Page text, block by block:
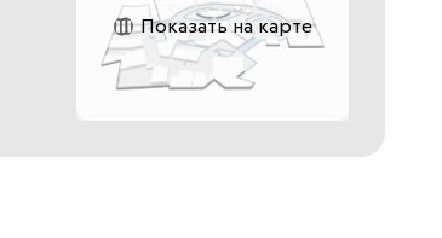
Показать на карте